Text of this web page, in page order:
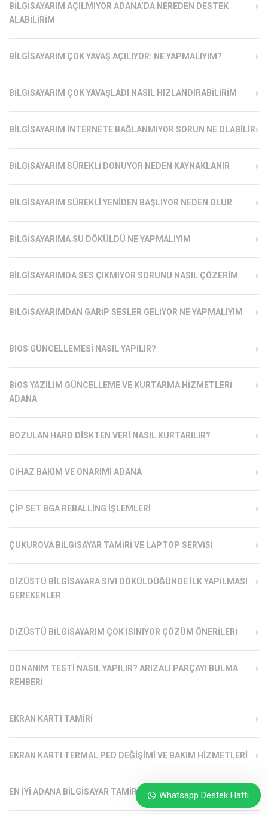
BILGISAYARIM AÇILMIYOR ADANA’DA NEREDEN DESTEK
ALABILIRIM
BILGISAYARIM ÇOK YAVAŞ AÇILIYOR: NE YAPMALIYIM?
BILGISAYARIM ÇOK YAVAŞLADI NASIL HIZLANDIRABILIRIM
BILGISAYARIM İNTERNETE BAĞLANMIYOR SORUN NE OLABILIR
BILGISAYARIM SÜREKLI DONUYOR NEDEN KAYNAKLANIR
BILGISAYARIM SÜREKLI YENIDEN BAŞLIYOR NEDEN OLUR
BILGISAYARIMA SU DÖKÜLDÜ NE YAPMALIYIM
BILGISAYARIMDA SES ÇIKMIYOR SORUNU NASIL ÇÖZERIM
BILGISAYARIMDAN GARIP SESLER GELIYOR NE YAPMALIYIM
BIOS GÜNCELLEMESI NASIL YAPILIR?
BIOS YAZILIM GÜNCELLEME VE KURTARMA HIZMETLERI
ADANA
BOZULAN HARD DISKTEN VERI NASIL KURTARILIR?
CIHAZ BAKIM VE ONARIMI ADANA
ÇIP SET BGA REBALLING İŞLEMLERI
ÇUKUROVA BILGISAYAR TAMIRI VE LAPTOP SERVISI
DIZÜSTÜ BILGISAYARA SIVI DÖKÜLDÜĞÜNDE İLK YAPILMASI
GEREKENLER
DIZÜSTÜ BILGISAYARIM ÇOK ISINIYOR ÇÖZÜM ÖNERILERI
DONANIM TESTI NASIL YAPILIR? ARIZALI PARÇAYI BULMA
REHBERI
EKRAN KARTI TAMIRI
EKRAN KARTI TERMAL PED DEĞIŞIMI VE BAKIM HIZMETLERI
EN İYI ADANA BILGISAYAR TAMIRCISI Whatsapp Destek Hattı